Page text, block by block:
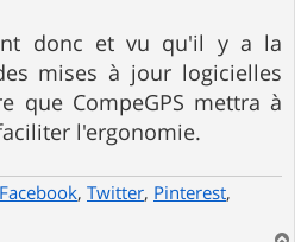
donc et vu qu'il y a la
mises à jour logicielles
que CompeGPS mettra à
l'ergonomie.
Facebook, Twitter, Pinterest,